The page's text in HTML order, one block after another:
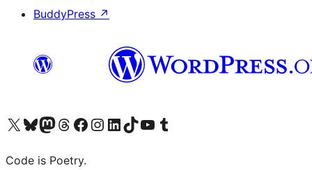
BuddyPress ↗
Visita il nostro account X (ex Twitter)
Visita il nostro account Bluesky
Visita il nostro account Mastodon
Visita il nostro account Threads
Visita la nostra pagina Facebook
Visita il nostro account Instagram
Visita il nostro account LinkedIn
Visita il nostro account TikTok
Visita il nostro canale YouTube
Visita il nostro account Tumblr
Code is Poetry.